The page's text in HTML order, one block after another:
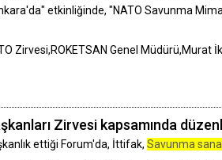
etkinliğinde, "NATO Savunma
Zirvesi,ROKETSAN Genel Müdürü,Murat
Zirvesi kapsamında
ettiği Forum'da, İttifak, Savunma